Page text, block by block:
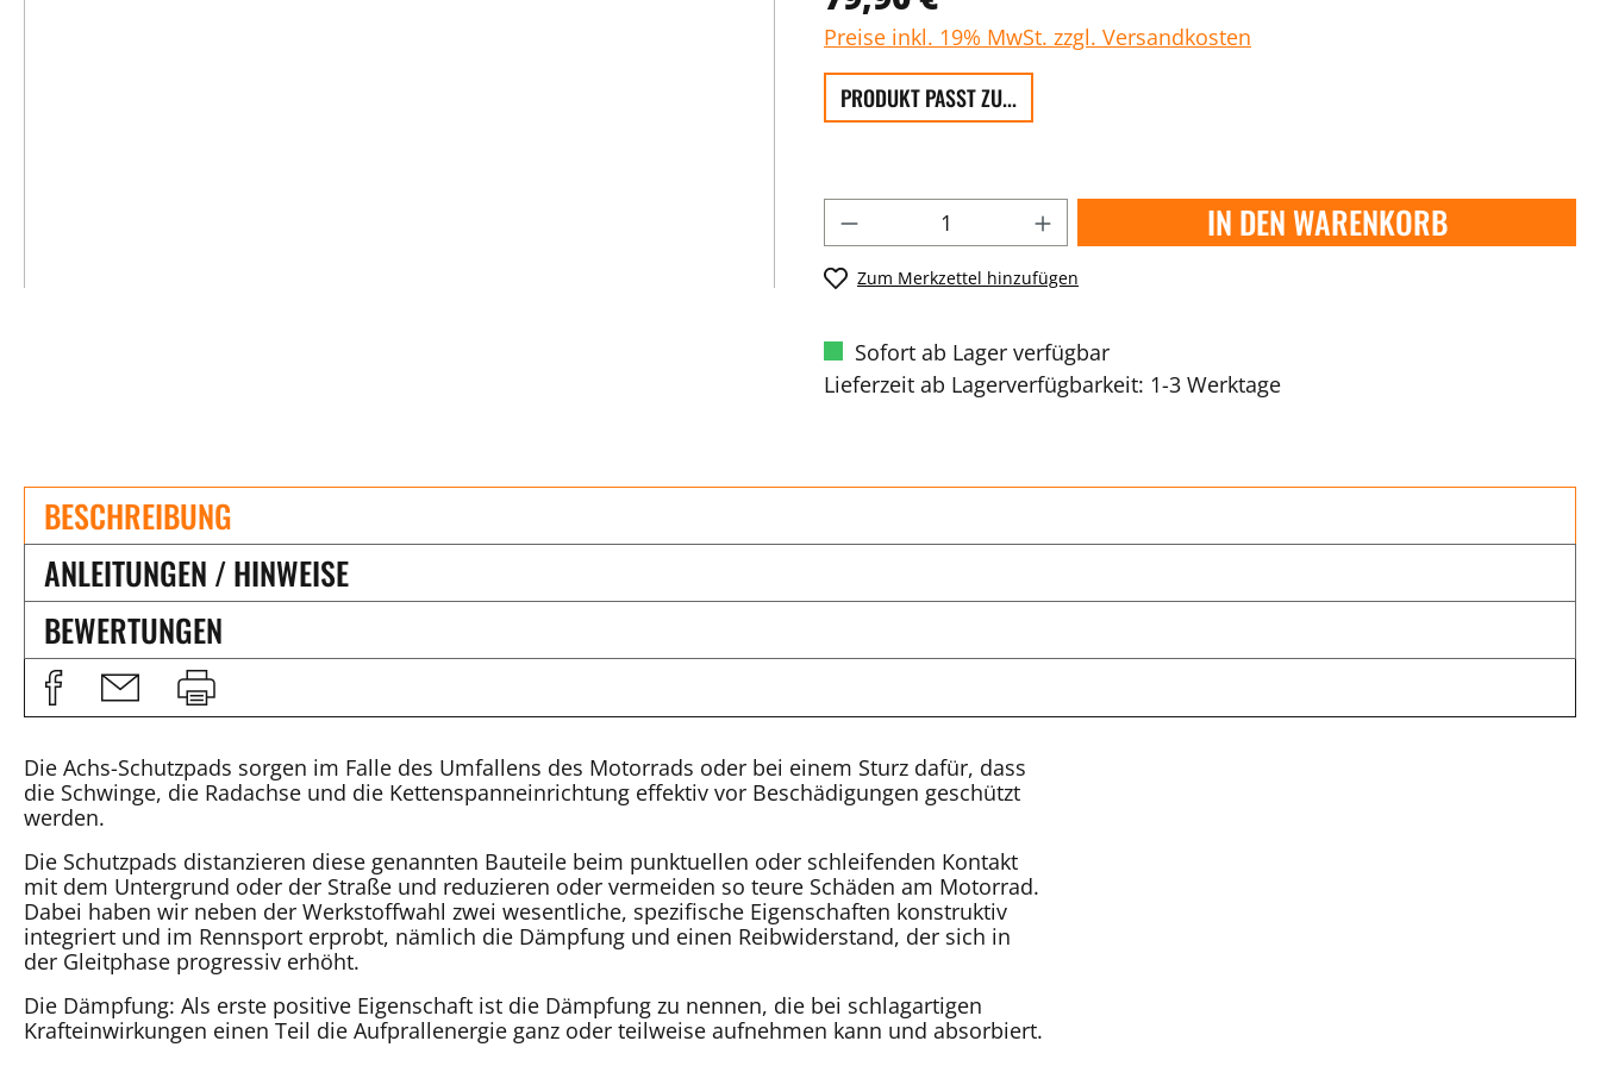
Preise inkl. 19% MwSt. zzgl. Versandkosten
PRODUKT PASST ZU...
IN DEN WARENKORB
Zum Merkzettel hinzufügen
Sofort ab Lager verfügbar
Lieferzeit ab Lagerverfügbarkeit: 1-3 Werktage
BESCHREIBUNG
ANLEITUNGEN / HINWEISE
BEWERTUNGEN
Die Achs-Schutzpads sorgen im Falle des Umfallens des Motorrads oder bei einem Sturz dafür, dass
die Schwinge, die Radachse und die Kettenspanneinrichtung effektiv vor Beschädigungen geschützt
werden.
Die Schutzpads distanzieren diese genannten Bauteile beim punktuellen oder schleifenden Kontakt
mit dem Untergrund oder der Straße und reduzieren oder vermeiden so teure Schäden am Motorrad.
Dabei haben wir neben der Werkstoffwahl zwei wesentliche, spezifische Eigenschaften konstruktiv
integriert und im Rennsport erprobt, nämlich die Dämpfung und einen Reibwiderstand, der sich in
der Gleitphase progressiv erhöht.
Die Dämpfung: Als erste positive Eigenschaft ist die Dämpfung zu nennen, die bei schlagartigen
Krafteinwirkungen einen Teil die Aufprallenergie ganz oder teilweise aufnehmen kann und absorbiert.